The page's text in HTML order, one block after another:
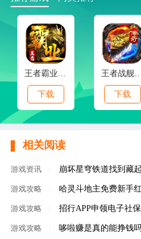
王者霸业(霸业江湖专属)
下载
王者战舰(新春封
下载
相关阅读
游戏资讯 崩坏星穹铁道找到藏
游戏攻略
游戏攻略
游戏攻略